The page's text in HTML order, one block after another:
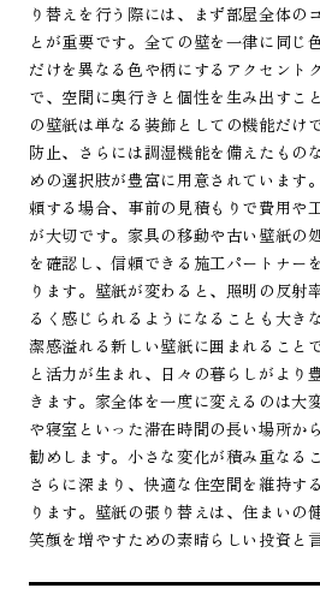
り替えを行う際には、まず部屋全体の
とが重要です。全ての壁を一律に同じ
だけを異なる色や柄にするアクセント
で、空間に奥行きと個性を生み出すこ
の壁紙は単なる装飾としての機能だけ
防止、さらには調湿機能を備えたもの
めの選択肢が豊富に用意されています
頼する場合、事前の見積もりで費用や
が大切です。家具の移動や古い壁紙の
を確認し、信頼できる施工パートナー
ります。壁紙が変わると、照明の反射
るく感じられるようになることも大き
潔感溢れる新しい壁紙に囲まれること
と活力が生まれ、日々の暮らしがより
きます。家全体を一度に変えるのは大
や寝室といった滞在時間の長い場所か
勧めします。小さな変化が積み重なる
さらに深まり、快適な住空間を維持す
ります。壁紙の張り替えは、住まいの
笑顔を増やすための素晴らしい投資と